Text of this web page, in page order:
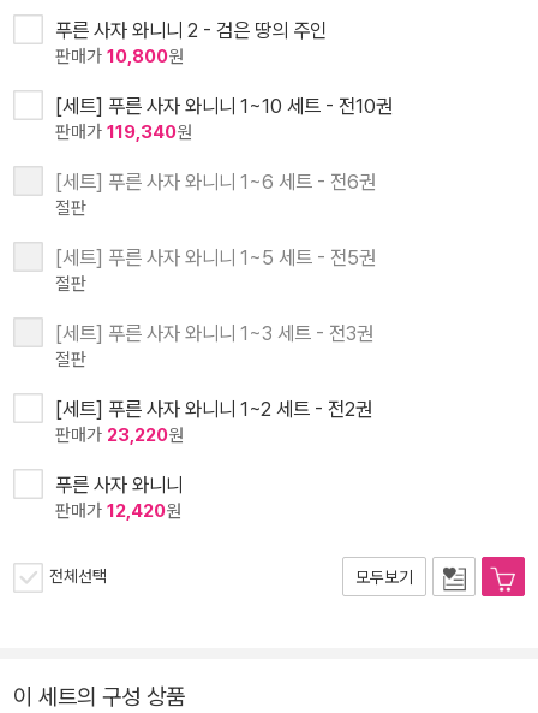
푸른 사자 와니니 2 - 검은 땅의 주인
판매가 10,800원
[세트] 푸른 사자 와니니 1~10 세트 - 전10권
판매가 119,340원
[세트] 푸른 사자 와니니 1~6 세트 - 전6권
절판
[세트] 푸른 사자 와니니 1~5 세트 - 전5권
절판
[세트] 푸른 사자 와니니 1~3 세트 - 전3권
절판
[세트] 푸른 사자 와니니 1~2 세트 - 전2권
판매가 23,220원
푸른 사자 와니니
판매가 12,420원
전체선택 모두보기
이 세트의 구성 상품